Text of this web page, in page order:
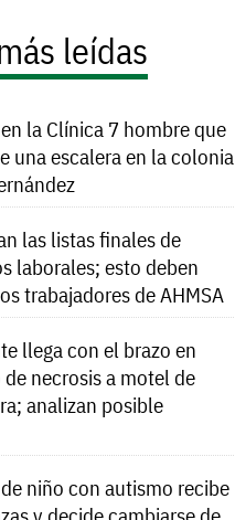
leídas
la Clínica 7 hombre que
una escalera en la colonia
las listas finales de
laborales; esto deben
trabajadores de AHMSA
llega con el brazo en
necrosis a motel de
analizan posible
niño con autismo recibe